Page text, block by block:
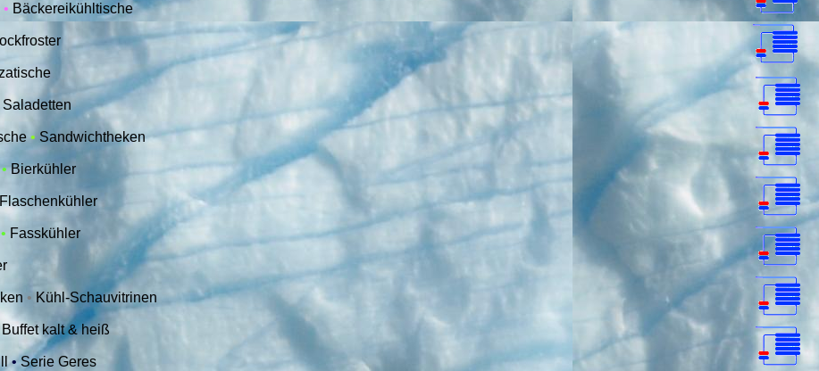
• Bäckereikühltische
Saladetten
• Sandwichtheken
•Bierkühler
Flaschenkühler
• Fasskühler
• Kühl-Schauvitrinen
kalt & heiß
•Serie Geres